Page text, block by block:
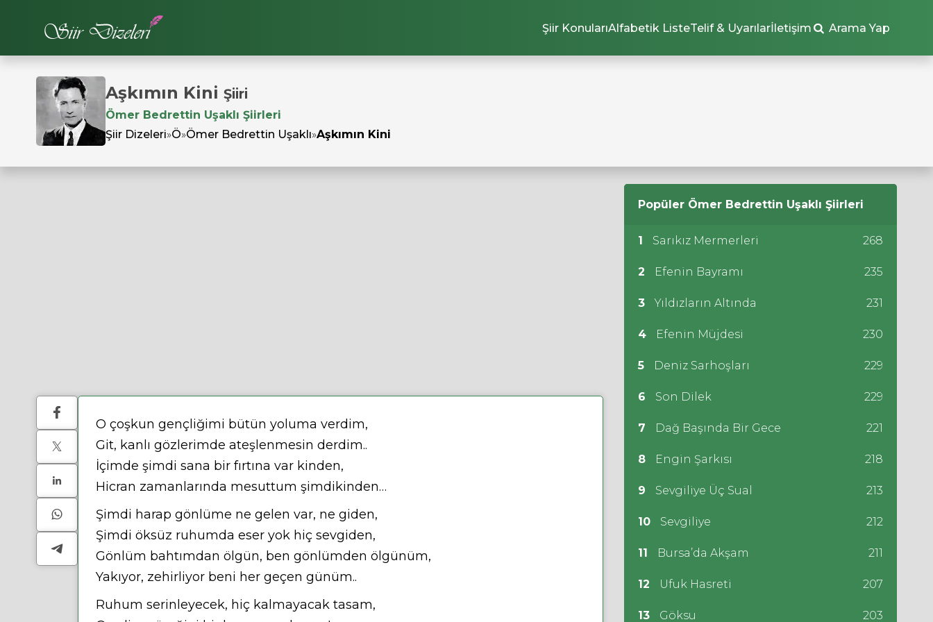
Şiir KonularıAlfabetik ListeTelif & Uyarılarİletişim Arama Yap
Aşkımın Kini Şiiri
Ömer Bedrettin Uşaklı Şiirleri
Şiir Dizeleri»Ö»Ömer Bedrettin Uşaklı»Aşkımın Kini
O çoşkun gençliğimi bütün yoluma verdim,
Git, kanlı gözlerimde ateşlenmesin derdim..
İçimde şimdi sana bir fırtına var kinden,
Hicran zamanlarında mesuttum şimdikinden…
Şimdi harap gönlüme ne gelen var, ne giden,
Şimdi öksüz ruhumda eser yok hiç sevgiden,
Gönlüm bahtımdan ölgün, ben gönlümden ölgünüm,
Yakıyor, zehirliyor beni her geçen günüm..
Ruhum serinleyecek, hiç kalmayacak tasam,
Popüler Ömer Bedrettin Uşaklı Şiirleri
1 Sarıkız Mermerleri 268
2 Efenin Bayramı 235
3 Yıldızların Altında 231
4 Efenin Müjdesi 230
5 Deniz Sarhoşları 229
6 Son Dilek 229
7 Dağ Başında Bir Gece 221
8 Engin Şarkısı 218
9 Sevgiliye Üç Sual 213
10 Sevgiliye 212
11 Bursa’da Akşam 211
12 Ufuk Hasreti 207
13 Göksu 203